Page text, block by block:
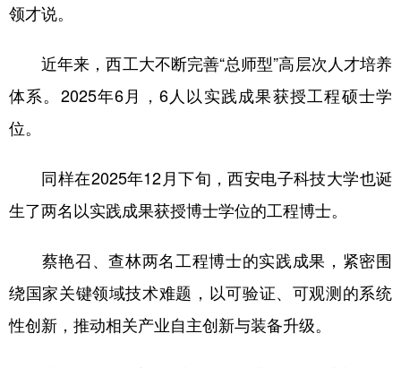
领才说。
近年来，西工大不断完善“总师型”高层次人才培养
体系。2025年6月，6人以实践成果获授工程硕士学
位。
同样在2025年12月下旬，西安电子科技大学也诞
生了两名以实践成果获授博士学位的工程博士。
蔡艳召、查林两名工程博士的实践成果，紧密围
绕国家关键领域技术难题，以可验证、可观测的系统
性创新，推动相关产业自主创新与装备升级。